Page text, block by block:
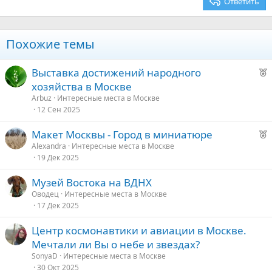
Похожие темы
Р
е
у
Выставка достижений народного
хозяйства в Москве
Arbuz
Интересные места в Москве
12 Сен 2025
Р
о
Макет Москвы - Город в миниатюре
Alexandra
Интересные места в Москве
19 Дек 2025
Музей Востока на ВДНХ
Оводец Интересные места в Москве
17 Дек 2025
Центр космонавтики и авиации в Москве.
Мечтали ли Вы о небе и звездах?
SonyaD
Интересные места в Москве
30 Окт 2025